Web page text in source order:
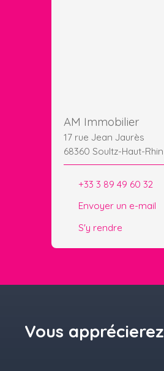
AM Immobilier
17 rue Jean Jaurès
68360 Soultz-Haut-Rhin
+33 3 89 49 60 32
Envoyer un e-mail
S'y rendre
Vous apprécierez